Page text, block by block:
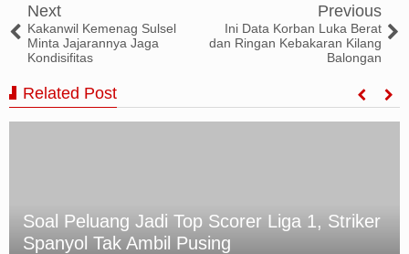
Next
Kakanwil Kemenag Sulsel
Minta Jajarannya Jaga
Kondisifitas
Previous
Ini Data Korban Luka Berat
dan Ringan Kebakaran Kilang
Balongan
Related Post
Beroperasi Sejak 2016, Penambang Batu
Bara Ilegal Ditangkap